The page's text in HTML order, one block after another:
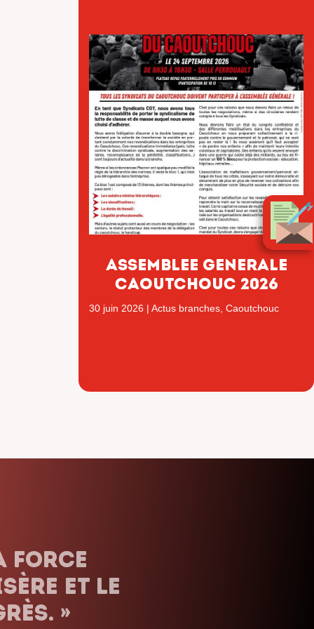
ASSEMBLEE GENERALE
CAOUTCHOUC 2026
30 juin 2026 | Actus branches, Caoutchouc
Nous
que
le